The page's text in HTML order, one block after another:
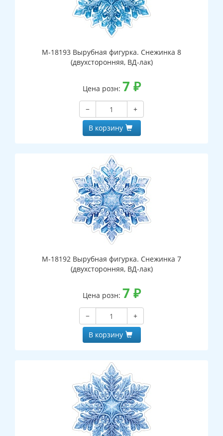
М-18193 Вырубная фигурка. Снежинка 8
(двухсторонняя, ВД-лак)
Цена розн: 7 ₽
−
+
В корзину
М-18192 Вырубная фигурка. Снежинка 7
(двухсторонняя, ВД-лак)
Цена розн: 7 ₽
−
+
В корзину